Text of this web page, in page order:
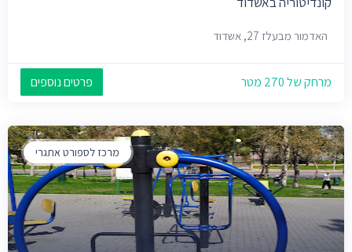
האדמור מבעלז 27, אשדוד
מרחק של 270 מטר פרטים נוספים
מרכז לספורט אתגרי